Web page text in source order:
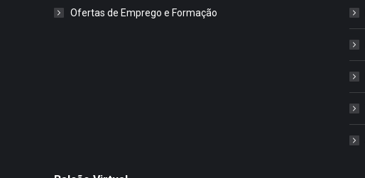
Ofertas de Emprego e Formação